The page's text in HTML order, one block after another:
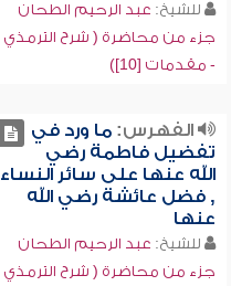
للشيخ: عبد الرحيم الطحان
جزء من محاضرة ( شرح الترمذي
- مقدمات [10])
الفهرس:ما ورد في
تفضيل فاطمة رضي
الله عنها على سائر النساء
, فضل عائشة رضي الله
عنها
للشيخ: عبد الرحيم الطحان
جزء من محاضرة ( شرح الترمذي